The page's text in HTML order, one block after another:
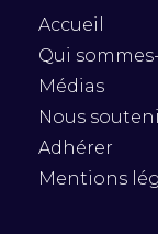
Accueil
Qui
Médias
Nous
Adhérer
Mentions